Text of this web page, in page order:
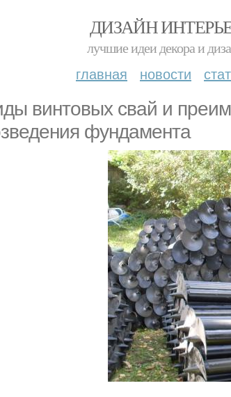
ДИЗАЙН
лучшие идеи декора и
главная новости
винтовых свай и
фундамента